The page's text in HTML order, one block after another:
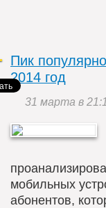
Пик
2014 год
31 марта в
мобильных
абонентов,